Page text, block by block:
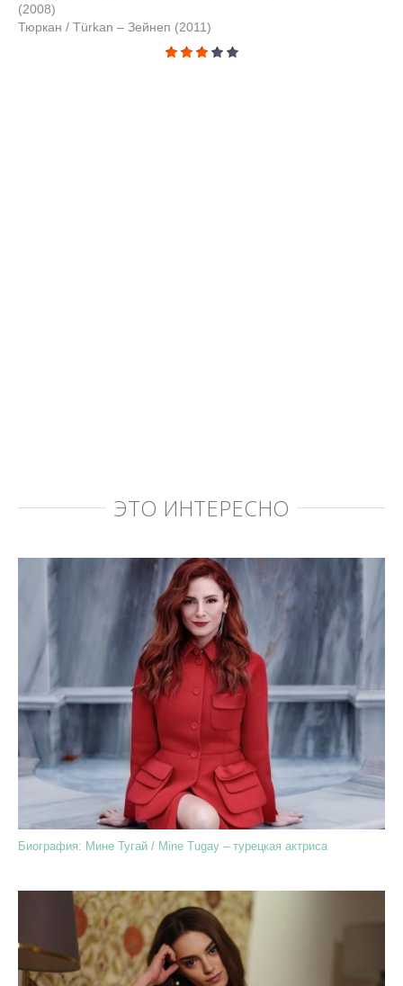
(2008)
Тюркан / Türkan – Зейнеп (2011)
ЭТО ИНТЕРЕСНО
Биография: Мине Тугай / Mine Tugay – турецкая актриса